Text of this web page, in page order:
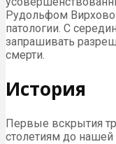
Рудольфом
патологии. С
запрашивать
смерти.
История
Первые вскрытия
столетиям до